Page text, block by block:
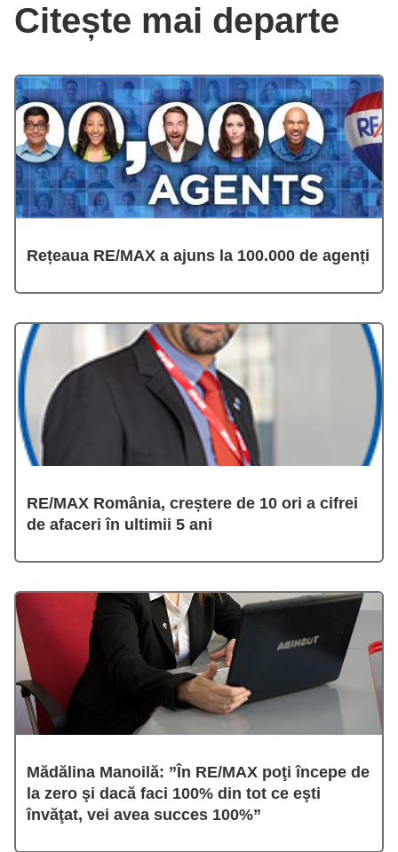
Citește mai departe
Rețeaua RE/MAX a ajuns la 100.000 de agenți
RE/MAX România, creștere de 10 ori a cifrei
de afaceri în ultimii 5 ani
Mădălina Manoilă: ”În RE/MAX poţi începe de
la zero şi dacă faci 100% din tot ce eşti
învăţat, vei avea succes 100%”